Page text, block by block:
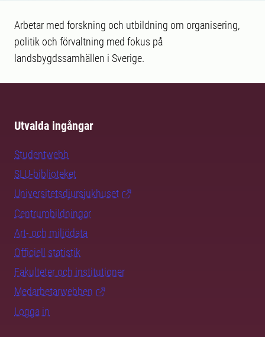
Arbetar med forskning och utbildning om organisering,
politik och förvaltning med fokus på
landsbygdssamhällen i Sverige.
Utvalda ingångar
Studentwebb
SLU-biblioteket
Universitetsdjursjukhuset
Centrumbildningar
Art- och miljödata
Officiell statistik
Fakulteter och institutioner
Medarbetarwebben
Logga in